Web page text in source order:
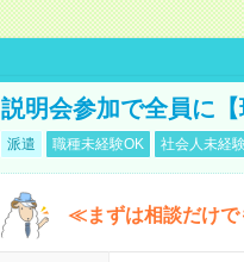
説明会参加で全員に
派遣 職種未経験OK 社会人未経
≪まずは相談だけで